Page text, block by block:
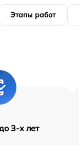
Этапы работ
3-х лет